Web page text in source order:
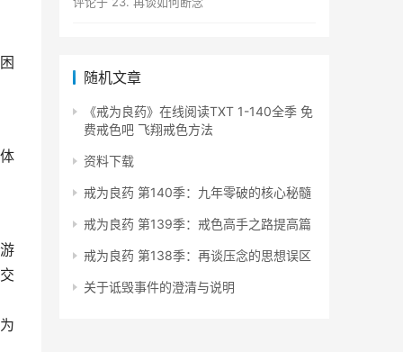
随机文章
《戒为良药》在线阅读TXT 1-140全季 免
费戒色吧 飞翔戒色方法
资料下载
戒为良药 第140季：九年零破的核心秘髓
戒为良药 第139季：戒色高手之路提高篇
戒为良药 第138季：再谈压念的思想误区
关于诋毁事件的澄清与说明